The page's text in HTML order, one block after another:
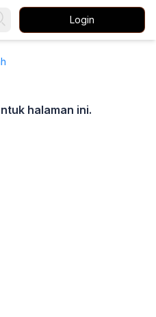
Login
halaman ini.